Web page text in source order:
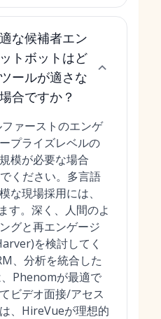
な候補者エン
トボットはど
ールが適さな
合ですか？
ァーストのエンゲ
プライズレベルの
模が必要な場合
ください。多言語
な現場採用には、
す。深く、人間のよ
グと再エンゲージ
を検討してく
、分析を統合した
Phenomが最適で
ビデオ面接/アセス
、HireVueが理想的